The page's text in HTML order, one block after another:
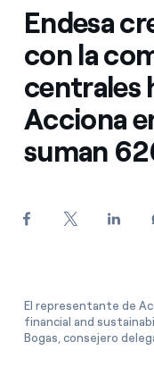
Encuentra la
Compara
Por cada kWh
Ofertas para
Recursos
Colecciones
Contactos prensa
Endesa
con la
centrales
Acciona
suman
El representante de
financial and
Bogas, consejero